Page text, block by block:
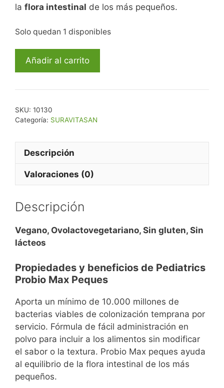
la flora intestinal de los más pequeños.
Solo quedan 1 disponibles
Añadir al carrito
SKU: 10130
Categoría: SURAVITASAN
Descripción
Valoraciones (0)
Descripción
Vegano, Ovolactovegetariano, Sin gluten, Sin
lácteos
Propiedades y beneficios de Pediatrics
Probio Max Peques
Aporta un mínimo de 10.000 millones de
bacterias viables de colonización temprana por
servicio. Fórmula de fácil administración en
polvo para incluir a los alimentos sin modificar
el sabor o la textura. Probio Max peques ayuda
al equilibrio de la flora intestinal de los más
pequeños.